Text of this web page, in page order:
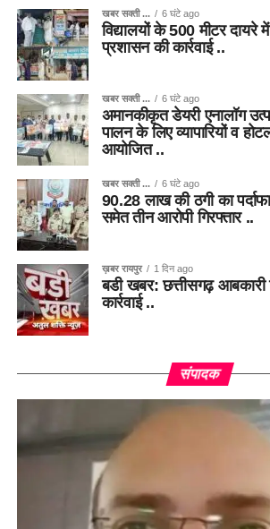
खबर सक्ती ... 6 घंटे ago
विद्यालयों के 500 मीटर दायरे
प्रशासन की कार्रवाई ..
खबर सक्ती ... 6 घंटे ago
अमानकीकृत डेयरी एनालॉग
पालन के लिए व्यापारियों व
आयोजित ..
खबर सक्ती ... 6 घंटे ago
90.28 लाख की ठगी का
समेत तीन आरोपी गिरफ्तार ..
ख़बर रायपुर 1 दिन ago
बडी खबर: छत्तीसगढ़ आबकारी
कार्रवाई ..
संपादक